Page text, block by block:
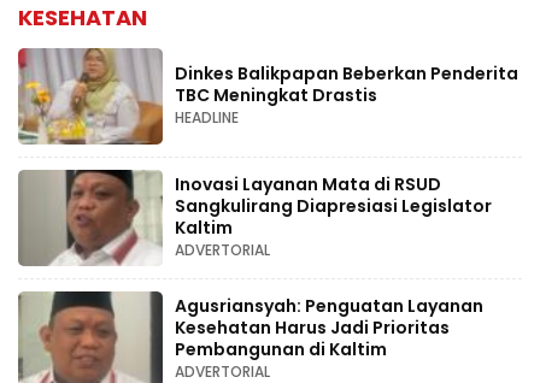
KESEHATAN
Dinkes Balikpapan Beberkan Penderita
TBC Meningkat Drastis
HEADLINE
Inovasi Layanan Mata di RSUD
Sangkulirang Diapresiasi Legislator
Kaltim
ADVERTORIAL
Agusriansyah: Penguatan Layanan
Kesehatan Harus Jadi Prioritas
Pembangunan di Kaltim
ADVERTORIAL